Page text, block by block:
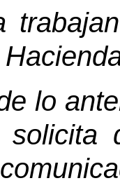
lo
solicita